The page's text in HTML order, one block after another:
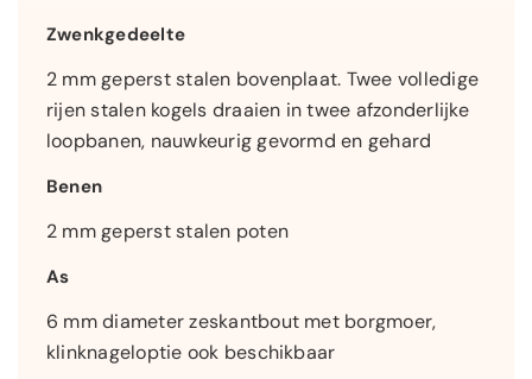
Zwenkgedeelte
2 mm geperst stalen bovenplaat. Twee volledige
rijen stalen kogels draaien in twee afzonderlijke
loopbanen, nauwkeurig gevormd en gehard
Benen
2 mm geperst stalen poten
As
6 mm diameter zeskantbout met borgmoer,
klinknageloptie ook beschikbaar